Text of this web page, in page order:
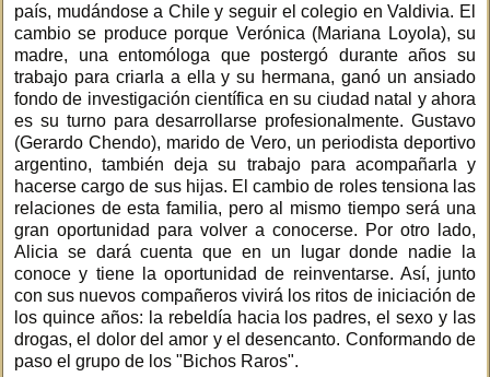
país, mudándose a Chile y seguir el colegio en Valdivia. El
cambio se produce porque Verónica (Mariana Loyola), su
madre, una entomóloga que postergó durante años su
trabajo para criarla a ella y su hermana, ganó un ansiado
fondo de investigación científica en su ciudad natal y ahora
es su turno para desarrollarse profesionalmente. Gustavo
(Gerardo Chendo), marido de Vero, un periodista deportivo
argentino, también deja su trabajo para acompañarla y
hacerse cargo de sus hijas. El cambio de roles tensiona las
relaciones de esta familia, pero al mismo tiempo será una
gran oportunidad para volver a conocerse. Por otro lado,
Alicia se dará cuenta que en un lugar donde nadie la
conoce y tiene la oportunidad de reinventarse. Así, junto
con sus nuevos compañeros vivirá los ritos de iniciación de
los quince años: la rebeldía hacia los padres, el sexo y las
drogas, el dolor del amor y el desencanto. Conformando de
paso el grupo de los "Bichos Raros".